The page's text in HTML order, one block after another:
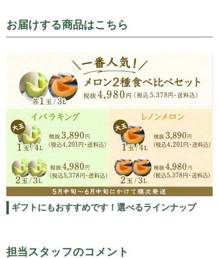
お届けする商品はこちら
ギフトにもおすすめです！選べるラインナップ
担当スタッフのコメント